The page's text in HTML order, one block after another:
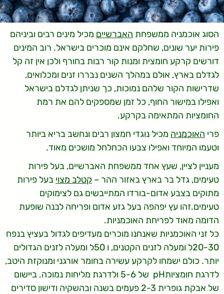
הסוג אוכמניה ממשפחת האברשיים מכיל מינים רבים וביניהם
פירות יער שונים, שחלקם אינם מוכרים בישראל. רוב המינים
דורשים קרקע חומצית ומנות קור רבות בחורף ולכן אין זה קל
לגדלם בארץ, אולם במהלך השנים נבררו זנים ומכלואים,
שדרישות הקור שלהם נמוכות, כך שניתן לגדלם בישראל
ואפילו במישור החוף, כל זמן שמספקים להם את רמת
החומציות המתאימה בקרקע.
פרי האוכמניה מכיל נוגדי חמצון רבים ונחשב בריא ביותר
וטעמו המיוחד ואפילו צבעו הכחלחל מושכים מאוד.
מעניין לציין, שעץ אחד ממשפחת האברשיים, בעל פירות
טעימים, גדל בר בארץ באזור ההר – קטלב מצוי בעל פירות
מתוקים בצבע אדום-בורדו המתייבשים גם לצימוקים
טעימים.זהו עץ יפהפה בעל גזע אדום ופריחה לבנה שופעת
הדומה מאוד לפריחת האוכמניות.
כל זני האוכמניות שאנחנו מוכרים מעדיפים לגדול בעציץ בנפח
20-30ל ומעלה לזנים הקטנים, ו 50ל ומעלה לזנים הגדולים
יותר. כולם ישמחו לקרקע עשירה בחומר אורגני ומנוקזת היטב,
לדרגת חומציותpH של 5-6 ולדרגת מליחות נמוכה. ביישום
של אבקת גופרית 2-3 פעמים בשנה ובהשקיה ודישון סדירים